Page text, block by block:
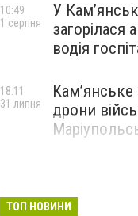
У
загорілася
водія
10:49
1 серпня
дрони
18:11
31 липня
ТОП НОВИНИ